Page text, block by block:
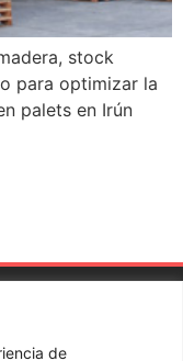
de
stock
para optimizar la
palets en Irún